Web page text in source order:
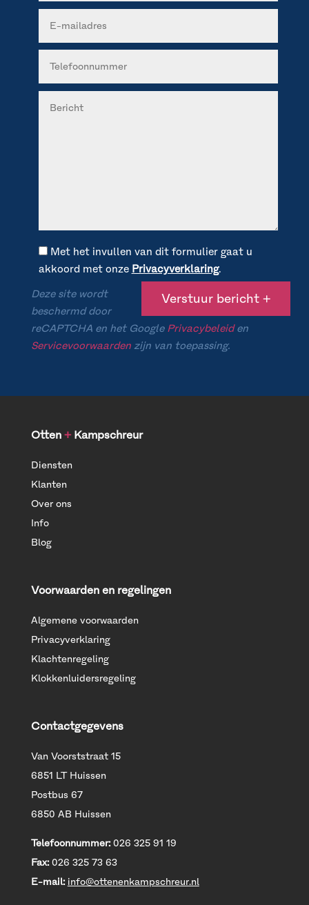
Met het invullen van dit formulier gaat u
akkoord met onze Privacyverklaring.
Deze site wordt
beschermd door
reCAPTCHA en het Google Privacybeleiden
Servicevoorwaardenzijn van toepassing.
Otten +Kampschreur
Diensten
Klanten
Over ons
Info
Blog
Voorwaarden en regelingen
Algemene voorwaarden
Privacyverklaring
Klachtenregeling
Klokkenluidersregeling
Contactgegevens
Van Voorststraat 15
6851 LT Huissen
Postbus 67
6850 AB Huissen
Telefoonnummer:026 325 91 19
Fax:026 325 73 63
E-mail: info@ottenenkampschreur.nl